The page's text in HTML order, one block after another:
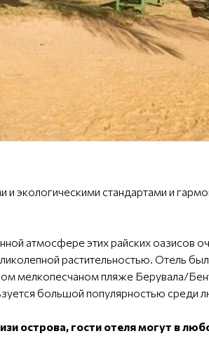
и экологическими стандартами и
атмосфере этих райских оазисов
растительностью. Отель
мелкопесчаном пляже Берувала/
большой популярностью среди
острова, гости отеля могут в